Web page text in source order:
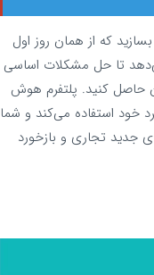
که از همان روز اول
تا حل مشکلات اساسی
حاصل کنید. پلتفرم هوش
خود استفاده می‌کند و شما
جدید تجاری و بازخورد